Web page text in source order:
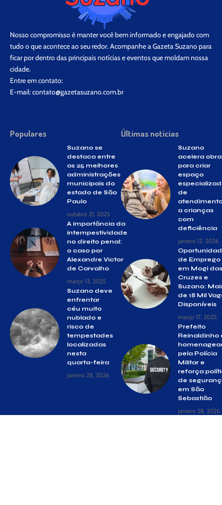
Nosso compromisso é manter você bem informado e engajado com
tudo o que acontece ao seu redor. Acompanhe a Gazeta Suzano para
ficar por dentro das principais notícias e eventos que moldam nossa
cidade.
Entre em contato:
E-mail:contato@gazetasuzano.com.br
Populares
Suzano se
destaca entre
as 25 melhores
administrações
municipais do
estado de São
Paulo
outubro 21, 2025
A importância da
intempestividade
no direito penal:
o caso por
Alexandre Victor
de Carvalho
março 13, 2025
Suzano deve
enfrentar
céu muito
nublado e
risco de
tempestades
localizadas
nesta
quarta-feira
janeiro 28, 2026
Últimas notícias
Suzano
acelera
para criar
espaço
de
a crianças
com
deficiência
janeiro 12, 2026
de Emprego
em Mogi das
Cruzes e
Suzano:
de 18 Mil
Disponíveis
março 17, 2025
Prefeito
Reinaldinho
pela Polícia
Militar e
reforça
de
em São
Sebastião
janeiro 28, 2026